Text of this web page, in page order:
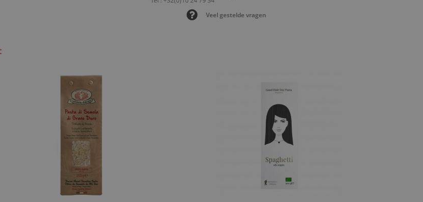
Veel gestelde vragen